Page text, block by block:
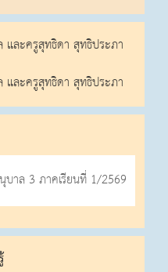
ละครูสุทธิดา สุทธิประภา
ละครูสุทธิดา สุทธิประภา
บาล 3 ภาคเรียนที่ 1/2569